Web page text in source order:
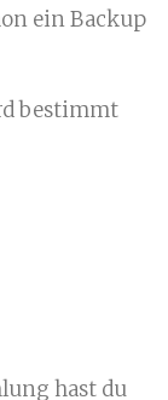
ein Backup
bestimmt
hast du